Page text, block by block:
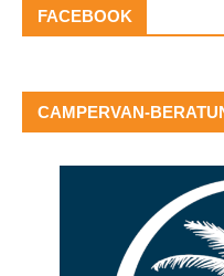
FACEBOOK
CAMPERVAN-